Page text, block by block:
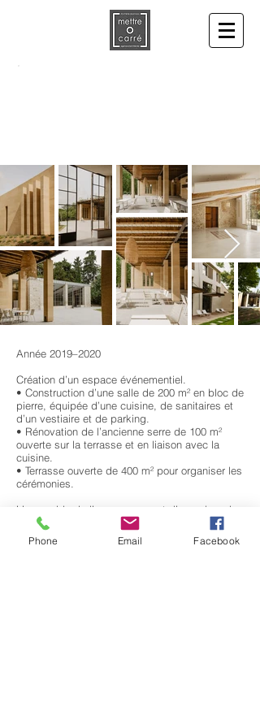
Année 2019–2020
Création d’un espace événementiel.
• Construction d’une salle de 200 m² en bloc de
pierre, équipée d’une cuisine, de sanitaires et
d’un vestiaire et de parking.
• Rénovation de l’ancienne serre de 100 m²
ouverte sur la terrasse et en liaison avec la
cuisine.
• Terrasse ouverte de 400 m² pour organiser les
cérémonies.
L’ensemble de l’espace permet d’organiser des
cérémonies et des réunions d’entreprises.
Il est complété par des hébergements
permettant d’accueillir jusqu’à 55 personnes.
Phone Email Facebook